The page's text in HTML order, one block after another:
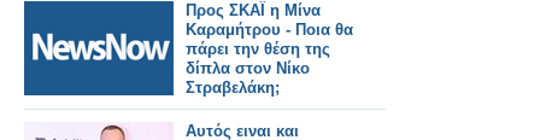
Προς ΣΚΑΪ η Μίνα
Καραμήτρου - Ποια θα
πάρει την θέση της
δίπλα στον Νίκο
Στραβελάκη;
Αυτός ειναι και